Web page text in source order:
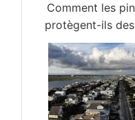
Comment les
protègent-ils